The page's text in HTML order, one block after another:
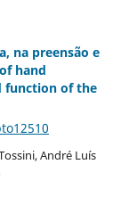
na preensão e
hand
function of the
André Luís